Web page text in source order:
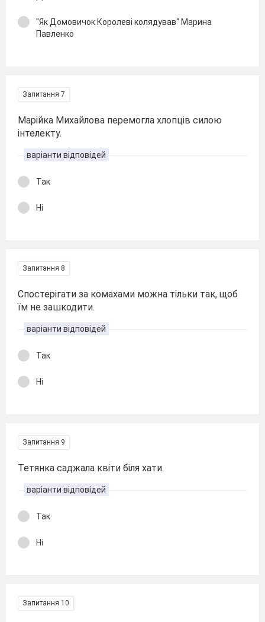
"Як Домовичок Королеві колядував" Марина
Павленко
Запитання 7
Марійка Михайлова перемогла хлопців силою
інтелекту.
варіанти відповідей
Так
Ні
Запитання 8
Спостерігати за комахами можна тільки так, щоб
їм не зашкодити.
варіанти відповідей
Так
Ні
Запитання 9
Тетянка саджала квіти біля хати.
варіанти відповідей
Так
Ні
Запитання 10